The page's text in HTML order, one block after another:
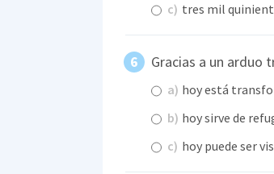
c) tres mil
Gracias a un arduo
a) hoy está
b) hoy sirve de
c) hoy puede ser